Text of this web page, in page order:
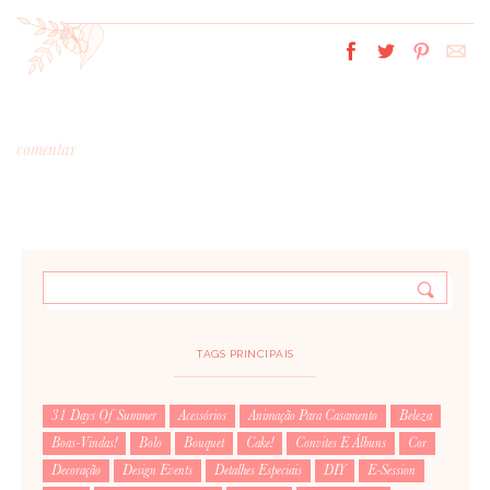
comentar
NOME*:
TAGS PRINCIPAIS
31 Days Of Summer Acessórios Animação Para Casamento
Beleza
Boas-Vindas!
Bolo Bouquet Cake! Convites E Álbuns
Cor
Decoração
Design Events Detalhes Especiais DIY
E-Session